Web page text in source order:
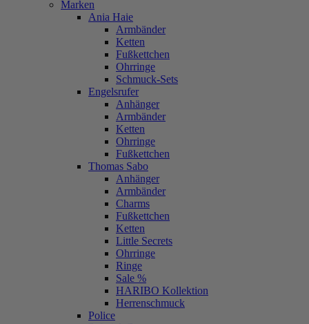
Marken
Ania Haie
Armbänder
Ketten
Fußkettchen
Ohrringe
Schmuck-Sets
Engelsrufer
Anhänger
Armbänder
Ketten
Ohrringe
Fußkettchen
Thomas Sabo
Anhänger
Armbänder
Charms
Fußkettchen
Ketten
Little Secrets
Ohrringe
Ringe
Sale %
HARIBO Kollektion
Herrenschmuck
Police